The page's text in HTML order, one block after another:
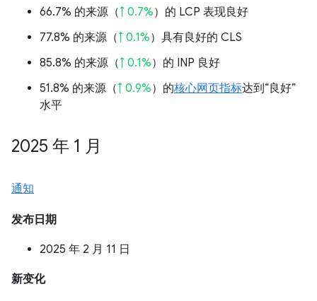
66.7% 的来源（↑ 0.7%）的 LCP 表现良好
77.8% 的来源（↑ 0.1%）具有良好的 CLS
85.8% 的来源（↑ 0.1%）的 INP 良好
51.8% 的来源（↑ 0.9%）的核心网页指标达到“良好”
水平
2025 年 1 月
通知
发布日期
2025 年 2 月 11 日
新变化